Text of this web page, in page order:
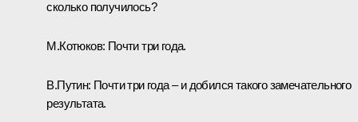
сколько получилось?
М.Котюков: Почти три года.
В.Путин: Почти три года – и добился такого замечательного
результата.